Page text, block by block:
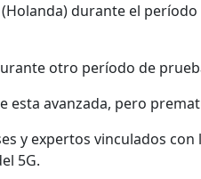
durante el
otro período de
esta avanzada, pero
y expertos vinculados
5G.